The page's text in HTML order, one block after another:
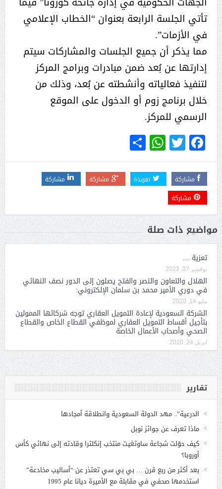
تأتي الجلسة الرابعة بعنوان “الخطاب الإعلامي
في الأزمات”.
مما يذكر أن جميع الجلسات والمشاركات سيتم
إدارتها عن بُعد ضمن مبادرات وبرامج المركز
لتنفيذ فعالياته وأنشطته عن بُعد، وذلك من
خلال برنامج زوم أو الدخول على الموقع
الرسمي للمركز.
Facebook
Twitter
WhatsApp
Share
مشاركة تغريدة مشاركة
مشاركة
مشاركة
مواضيع ذات صلة
تعزية …
نوفمبر 07, 2023
الهلال والتعاون والنصر والفتح يصلون إلى الدور نصف النهائي
في دوري الأمير محمد بن سلمان الإلكتروني:
مايو 14, 2020
الشركة السعودية لإعادة التمويل العقاري توجه شركائها الممولين
بتأجيل أقساط التمويل العقاري لموظفي القطاع الخاص والقطاع
الصحي وأصحاب الأعمال الخاصة
أبريل 24, 2020
تقارير
الدرعية”.. مهد الدولة السعودية وانطلاقة أمجادها
ماذا تعرف عن جوائز نوبل
كيف حوّلت شجاعة ساوثغيت منتخب إنكلترا وقادته إلى نهائي كأس
أوروبا؟
بعد أكثر من ربع قرن … بي بي سي تعتذر عن “أساليب مخادعة”
استخدمها صحفي في مقابلة مع الأميرة ديانا عام 1995